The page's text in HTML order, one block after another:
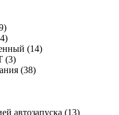
(14)
(3)
(38)
автозапуска (13)